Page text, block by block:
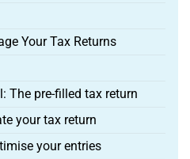
Your Tax Returns
The pre-filled tax return
your tax return
your entries